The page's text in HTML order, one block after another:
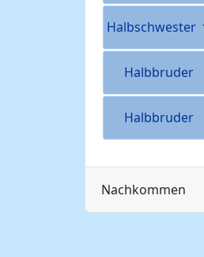
Halbschwester
Halbbruder
Halbbruder
Nachkommen